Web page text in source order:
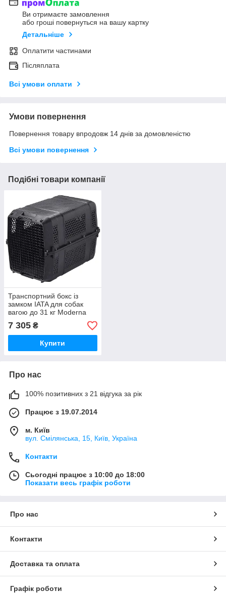
Ви отримаєте замовлення
або гроші повернуться на вашу картку
Детальніше
Оплатити частинами
Післяплата
Всі умови оплати
Умови повернення
Повернення товару впродовж 14 днів за домовленістю
Всі умови повернення
Подібні товари компанії
Транспортний бокс із
замком IATA для собак
вагою до 31 кг Moderna
Gateway Jumbo чорний
91,4x63,5x68,6 см
(BQ750413)
7 305 ₴
Купити
Про нас
100% позитивних з 21 відгука за рік
Працює з 19.07.2014
м. Київ
вул. Смілянська, 15, Київ, Україна
Контакти
Сьогодні працює з 10:00 до 18:00
Показати весь графік роботи
Про нас
Контакти
Доставка та оплата
Графік роботи